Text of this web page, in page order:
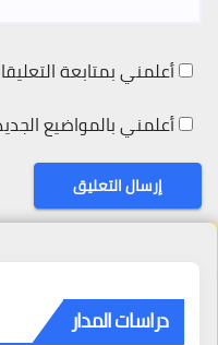
أعلمني بمتابعة
أعلمني بالمواضيع
دراسات المدار